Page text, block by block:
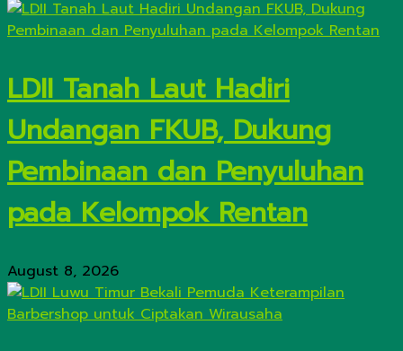
LDII Tanah Laut Hadiri
Undangan FKUB, Dukung
Pembinaan dan Penyuluhan
pada Kelompok Rentan
August 8, 2026